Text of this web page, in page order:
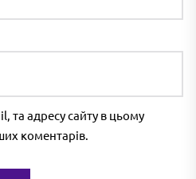
та адресу сайту в цьому
коментарів.